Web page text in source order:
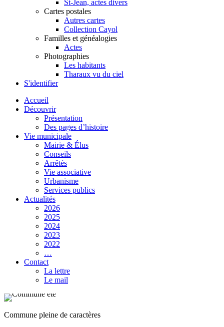
St-Jean, actes divers
Cartes postales
Autres cartes
Collection Cayol
Familles et généalogies
Actes
Photographies
Les habitants
Tharaux vu du ciel
S'identifier
Accueil
Découvrir
Présentation
Des pages d’histoire
Vie municipale
Mairie & Élus
Conseils
Arrêtés
Vie associative
Urbanisme
Services publics
Actualités
2026
2025
2024
2023
2022
…
Contact
La lettre
Le mail
Commune pleine de caractères